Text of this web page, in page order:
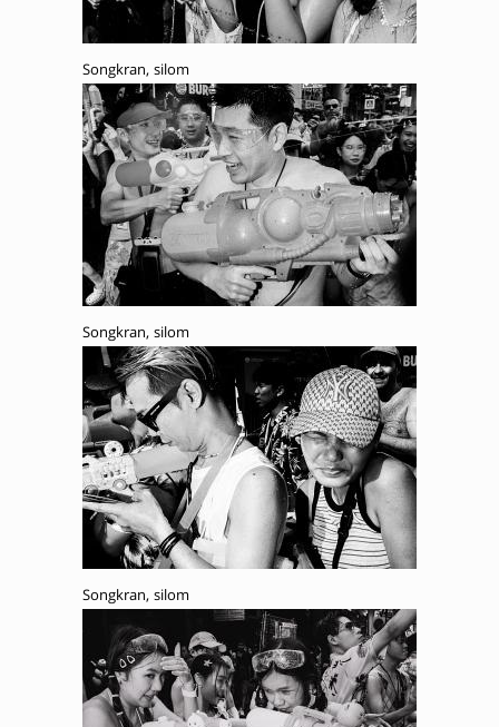
Songkran, silom
Songkran, silom
Songkran, silom